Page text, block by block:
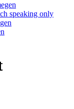
speaking only